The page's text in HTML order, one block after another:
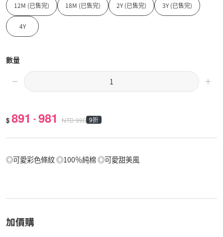
12M (已售完) 18M (已售完) 2Y (已售完) 3Y (已售完)
4Y
數量
$ 891 - 981 NTD990 9折
◎可愛彩色條紋 ◎100％純棉 ◎可愛甜美風
加價購